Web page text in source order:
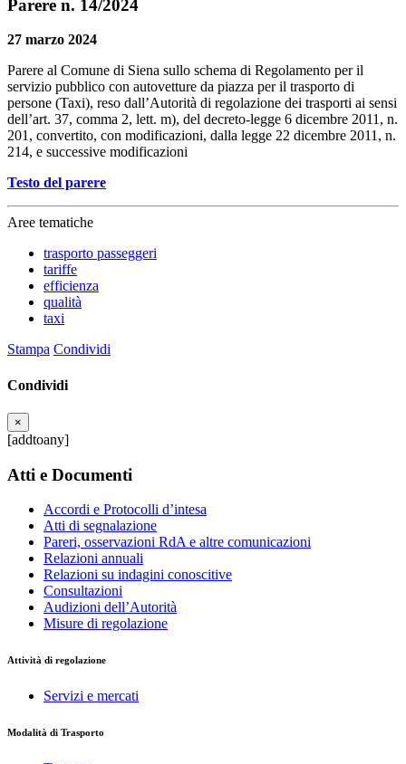
Parere n. 14/2024
27 marzo 2024
Parere al Comune di Siena sullo schema di Regolamento per il
servizio pubblico con autovetture da piazza per il trasporto di
persone (Taxi), reso dall’Autorità di regolazione dei trasporti ai sensi
dell’art. 37, comma 2, lett. m), del decreto-legge 6 dicembre 2011, n.
201, convertito, con modificazioni, dalla legge 22 dicembre 2011, n.
214, e successive modificazioni
Testo del parere
Aree tematiche
trasporto passeggeri
tariffe
efficienza
qualità
taxi
Stampa Condividi
Condividi
×
[addtoany]
Atti e Documenti
Accordi e Protocolli d’intesa
Atti di segnalazione
Pareri, osservazioni RdA e altre comunicazioni
Relazioni annuali
Relazioni su indagini conoscitive
Consultazioni
Audizioni dell’Autorità
Misure di regolazione
Attività di regolazione
Servizi e mercati
Modalità di Trasporto